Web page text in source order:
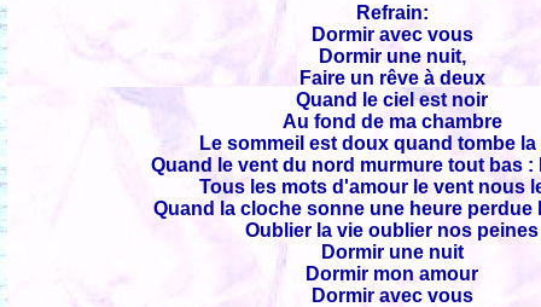
Refrain:
Dormir avec vous
Dormir une nuit,
Faire un rêve à deux
Quand le ciel est noir
Au fond de ma chambre
Le sommeil est doux quand tombe la
Quand le vent du nord murmure tout bas :
Tous les mots d'amour le vent nous
Quand la cloche sonne une heure perdue
Oublier la vie oublier nos peines
Dormir une nuit
Dormir mon amour
Dormir avec vous